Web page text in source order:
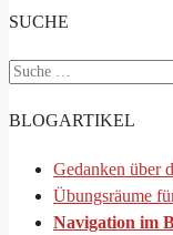
SUCHE
Search
BLOGARTIKEL
Gedanken über
Übungsräume
Navigation im